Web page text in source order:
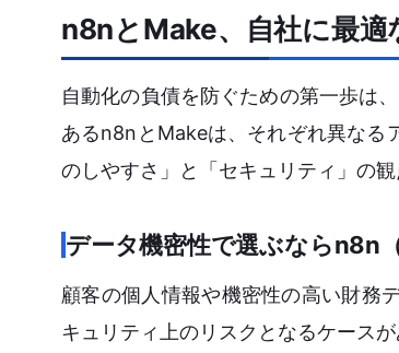
n8nとMake、自社に最適
自動化の負債を防ぐための第一歩は
あるn8nとMakeは、それぞれ異なる
のしやすさ」と「セキュリティ」の観
データ機密性で選ぶならn8n
顧客の個人情報や機密性の高い財務
キュリティ上のリスクとなるケースが